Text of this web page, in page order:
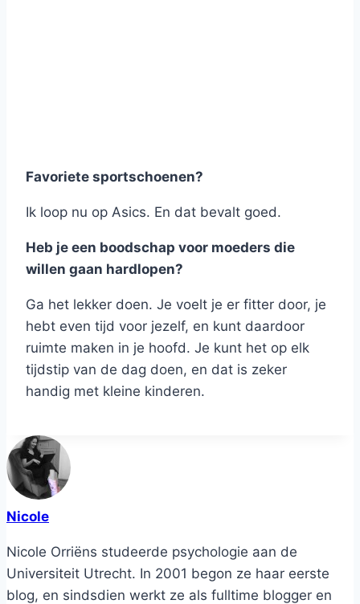
Favoriete sportschoenen?
Ik loop nu op Asics. En dat bevalt goed.
Heb je een boodschap voor moeders die
willen gaan hardlopen?
Ga het lekker doen. Je voelt je er fitter door, je
hebt even tijd voor jezelf, en kunt daardoor
ruimte maken in je hoofd. Je kunt het op elk
tijdstip van de dag doen, en dat is zeker
handig met kleine kinderen.
Nicole
Nicole Orriëns studeerde psychologie aan de
Universiteit Utrecht. In 2001 begon ze haar eerste
blog, en sindsdien werkt ze als fulltime blogger en